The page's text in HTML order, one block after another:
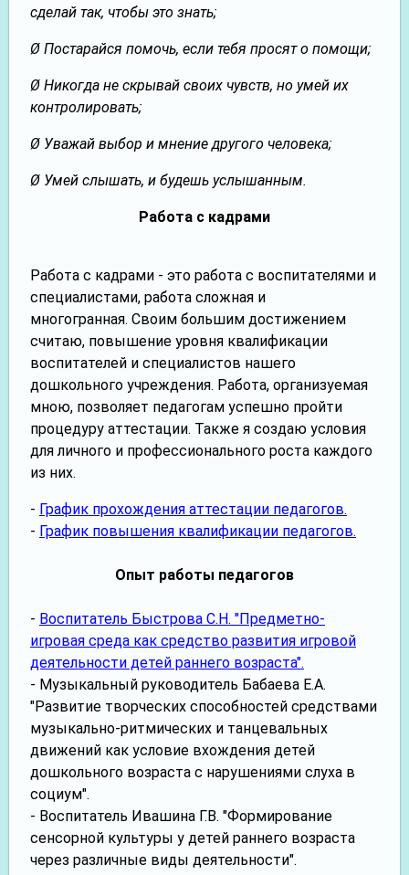
сделай так, чтобы это знать;
Ø Постарайся помочь, если тебя просят о помощи;
Ø Никогда не скрывай своих чувств, но умей их
контролировать;
Ø Уважай выбор и мнение другого человека;
Ø Умей слышать, и будешь услышанным.
Работа с кадрами
Работа с кадрами - это работа с воспитателями и
специалистами, работа сложная и
многогранная. Своим большим достижением
считаю, повышение уровня квалификации
воспитателей и специалистов нашего
дошкольного учреждения. Работа, организуемая
мною, позволяет педагогам успешно пройти
процедуру аттестации. Также я создаю условия
для личного и профессионального роста каждого
из них.
- График прохождения аттестации педагогов.
- График повышения квалификации педагогов.
Опыт работы педагогов
- Воспитатель Быстрова С.Н. "Предметно-
игровая среда как средство развития игровой
деятельности детей раннего возраста".
- Музыкальный руководитель Бабаева Е.А.
"Развитие творческих способностей средствами
музыкально-ритмических и танцевальных
движений как условие вхождения детей
дошкольного возраста с нарушениями слуха в
социум".
- Воспитатель Ивашина Г.В. "Формирование
сенсорной культуры у детей раннего возраста
через различные виды деятельности".